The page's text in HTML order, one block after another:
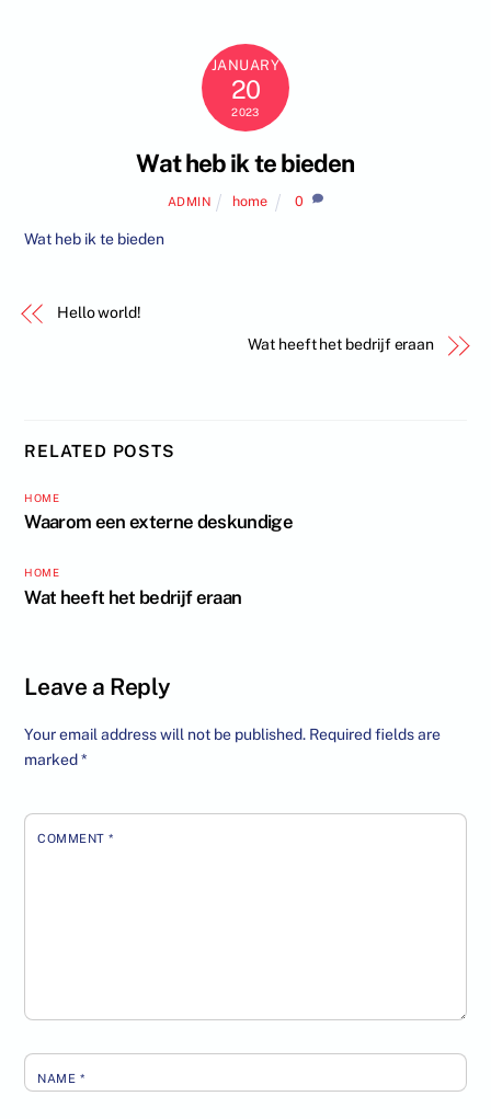
JANUARY
20
2023
Wat heb ik te bieden
ADMIN home 0
Wat heb ik te bieden
Hello world!
Wat heeft het bedrijf eraan
RELATED POSTS
HOME
Waarom een externe deskundige
HOME
Wat heeft het bedrijf eraan
Leave a Reply
Your email address will not be published. Required fields are
marked*
COMMENT *
NAME *